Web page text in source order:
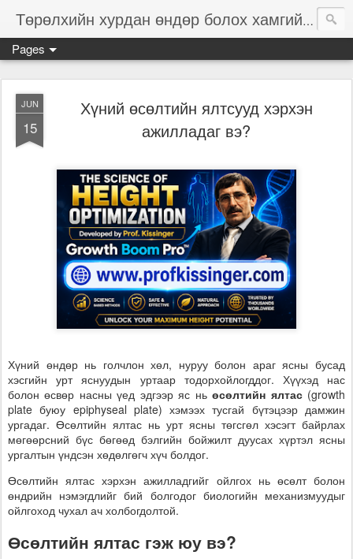
Төрөлхийн хурдан өндөр болох хамгийн сайн арга!
Pages
JUN
15
Хүний өсөлтийн ялтсууд хэрхэн
ажилладаг вэ?
Хүний өндөр нь голчлон хөл, нуруу болон араг ясны бусад
хэсгийн урт яснуудын уртаар тодорхойлогддог. Хүүхэд нас
болон өсвөр насны үед эдгээр яс ньөсөлтийн ялтас(growth
plate буюу epiphyseal plate) хэмээх тусгай бүтэцээр дамжин
ургадаг. Өсөлтийн ялтас нь урт ясны төгсгөл хэсэгт байрлах
мөгөөрсний бүс бөгөөд бэлгийн бойжилт дуусах хүртэл ясны
ургалтын үндсэн хөдөлгөгч хүч болдог.
Өсөлтийн ялтас хэрхэн ажилладгийг ойлгох нь өсөлт болон
өндрийн нэмэгдлийг бий болгодог биологийн механизмуудыг
ойлгоход чухал ач холбогдолтой.
Өсөлтийн ялтас гэж юу вэ?